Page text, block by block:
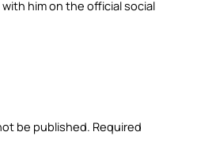
him on the official social
be published. Required